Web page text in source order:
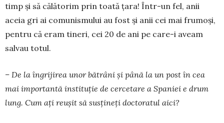
timp și să călătorim prin toată țara! Într-un fel, anii
aceia gri ai comunismului au fost și anii cei mai frumoși,
pentru că eram tineri, cei 20 de ani pe care-i aveam
salvau totul.
– De la îngrijirea unor bătrâni și până la un post în cea
mai importantă instituție de cercetare a Spaniei e drum
lung. Cum ați reușit să susțineți doctoratul aici?